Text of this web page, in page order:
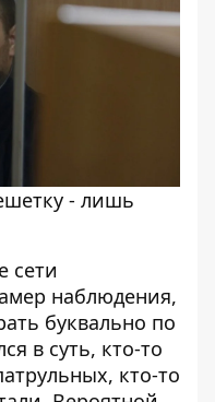
- лишь
сети
наблюдения,
буквально по
в суть, кто-то
кто-то